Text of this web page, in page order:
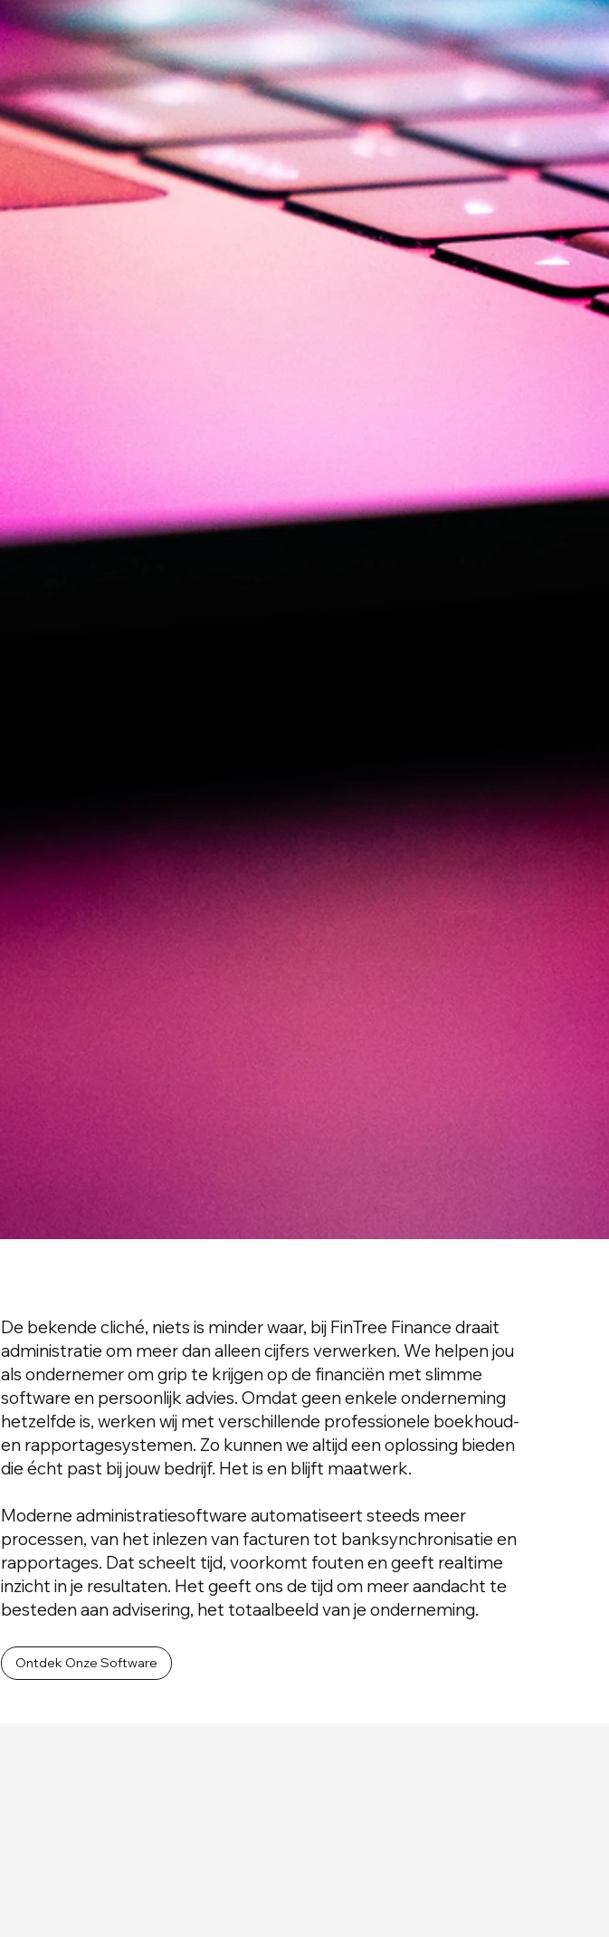
De bekende cliché, niets is minder waar, bij FinTree Finance draait
administratie om meer dan alleen cijfers verwerken. We helpen jou
als ondernemer om grip te krijgen op de financiën met slimme
software en persoonlijk advies. Omdat geen enkele onderneming
hetzelfde is, werken wij met verschillende professionele boekhoud-
en rapportagesystemen. Zo kunnen we altijd een oplossing bieden
die écht past bij jouw bedrijf. Het is en blijft maatwerk.
Moderne administratiesoftware automatiseert steeds meer
processen, van het inlezen van facturen tot banksynchronisatie en
rapportages. Dat scheelt tijd, voorkomt fouten en geeft realtime
inzicht in je resultaten. Het geeft ons de tijd om meer aandacht te
besteden aan advisering, het totaalbeeld van je onderneming.
Ontdek Onze Software